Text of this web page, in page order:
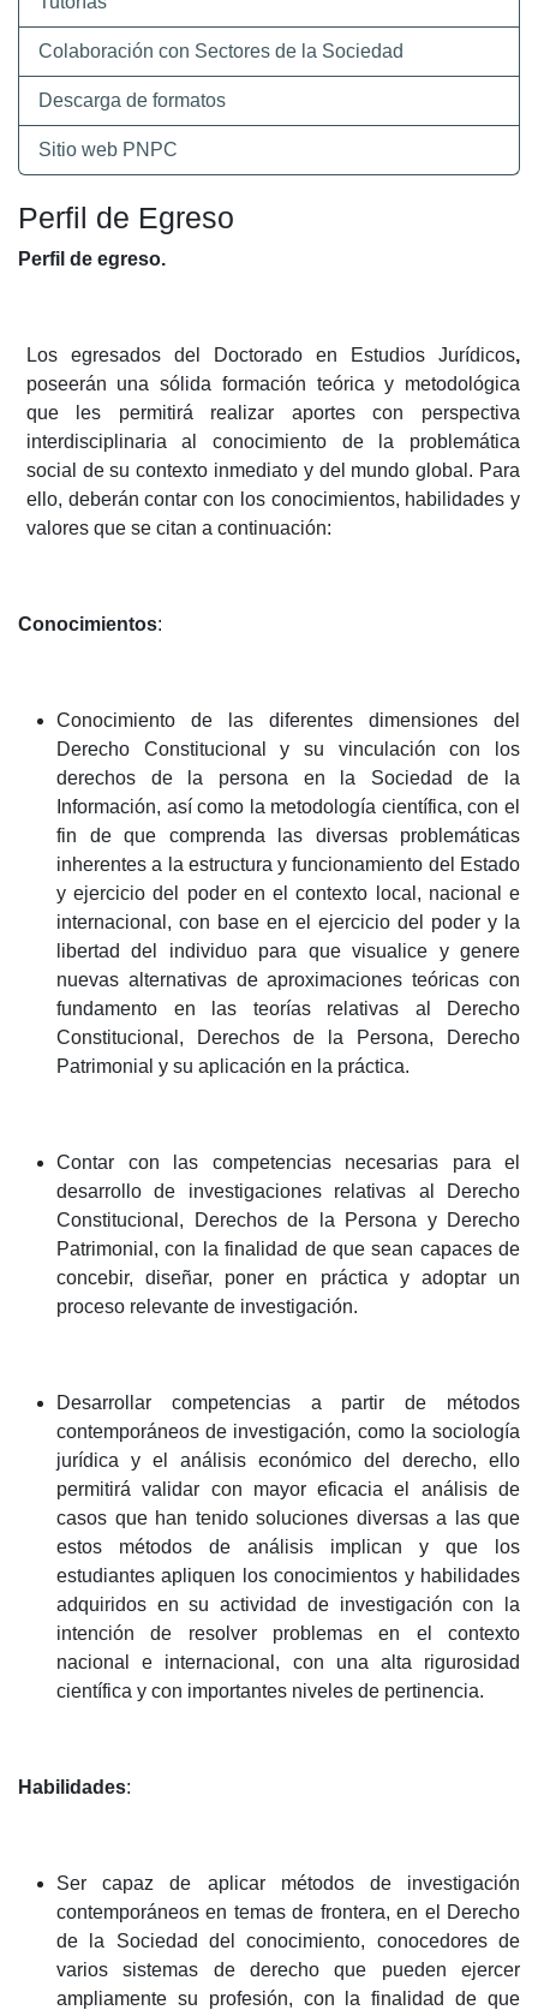
Colaboración con Sectores de la Sociedad
Descarga de formatos
Sitio web PNPC
Perfil de Egreso
Perfil de egreso.
Los egresados del Doctorado en Estudios Jurídicos,
poseerán una sólida formación teórica y metodológica
que les permitirá realizar aportes con perspectiva
interdisciplinaria al conocimiento de la problemática
social de su contexto inmediato y del mundo global. Para
ello, deberán contar con los conocimientos, habilidades y
valores que se citan a continuación:
Conocimientos:
Conocimiento de las diferentes dimensiones del
Derecho Constitucional y su vinculación con los
derechos de la persona en la Sociedad de la
Información, así como la metodología científica, con el
fin de que comprenda las diversas problemáticas
inherentes a la estructura y funcionamiento del Estado
y ejercicio del poder en el contexto local, nacional e
internacional, con base en el ejercicio del poder y la
libertad del individuo para que visualice y genere
nuevas alternativas de aproximaciones teóricas con
fundamento en las teorías relativas al Derecho
Constitucional, Derechos de la Persona, Derecho
Patrimonial y su aplicación en la práctica.
Contar con las competencias necesarias para el
desarrollo de investigaciones relativas al Derecho
Constitucional, Derechos de la Persona y Derecho
Patrimonial, con la finalidad de que sean capaces de
concebir, diseñar, poner en práctica y adoptar un
proceso relevante de investigación.
Desarrollar competencias a partir de métodos
contemporáneos de investigación, como la sociología
jurídica y el análisis económico del derecho, ello
permitirá validar con mayor eficacia el análisis de
casos que han tenido soluciones diversas a las que
estos métodos de análisis implican y que los
estudiantes apliquen los conocimientos y habilidades
adquiridos en su actividad de investigación con la
intención de resolver problemas en el contexto
nacional e internacional, con una alta rigurosidad
científica y con importantes niveles de pertinencia.
Habilidades:
Ser capaz de aplicar métodos de investigación
contemporáneos en temas de frontera, en el Derecho
de la Sociedad del conocimiento, conocedores de
varios sistemas de derecho que pueden ejercer
ampliamente su profesión, con la finalidad de que